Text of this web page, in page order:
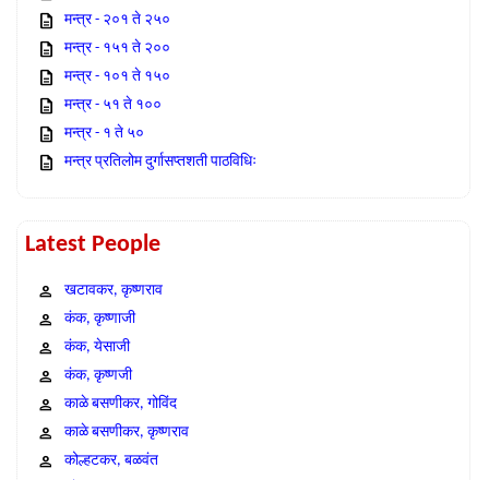
मन्त्र - २०१ ते २५०
मन्त्र - १५१ ते २००
मन्त्र - १०१ ते १५०
मन्त्र - ५१ ते १००
मन्त्र - १ ते ५०
मन्त्र प्रतिलोम दुर्गासप्तशती पाठविधिः
Latest People
खटावकर, कृष्णराव
कंक, कृष्णाजी
कंक, येसाजी
कंक, कृष्णजी
काळे बसणीकर, गोविंद
काळे बसणीकर, कृष्णराव
कोल्हटकर, बळवंत